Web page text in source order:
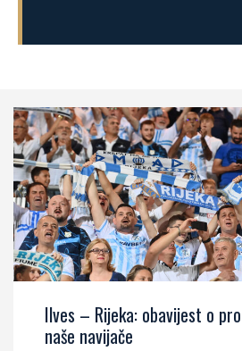
Ilves – Rijeka: obavijest o
naše navijače